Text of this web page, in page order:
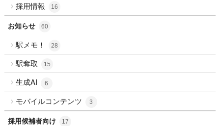
採用情報 16
お知らせ 60
駅メモ！ 28
駅奪取 15
生成AI 6
モバイルコンテンツ 3
採用候補者向け 17